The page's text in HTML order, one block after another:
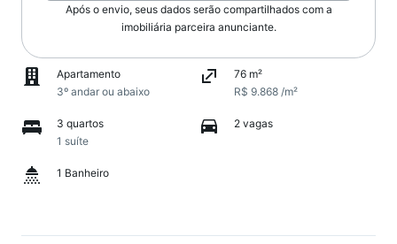
Após o envio, seus dados serão compartilhados com a
imobiliária parceira anunciante.
Apartamento
3º andar ou abaixo
76 m²
R$ 9.868 /m²
3 quartos
1 suíte
2 vagas
1 Banheiro